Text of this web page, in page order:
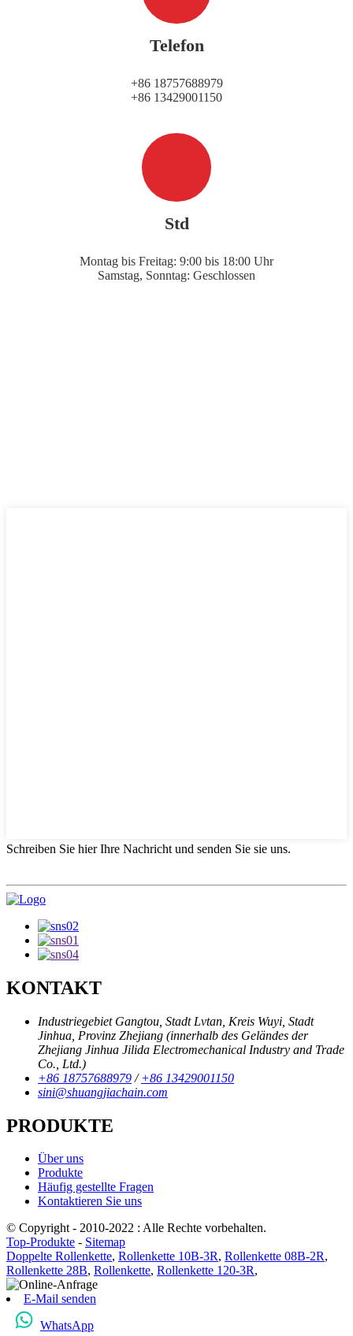
Telefon
+86 18757688979
+86 13429001150
Std
Montag bis Freitag: 9:00 bis 18:00 Uhr
Samstag, Sonntag: Geschlossen
Schreiben Sie hier Ihre Nachricht und senden Sie sie uns.
KONTAKT
Industriegebiet Gangtou, Stadt Lvtan, Kreis Wuyi, Stadt
Jinhua, Provinz Zhejiang (innerhalb des Geländes der
Zhejiang Jinhua Jilida Electromechanical Industry and Trade
Co., Ltd.)
+86 18757688979 /+86 13429001150
sini@shuangjiachain.com
PRODUKTE
Über uns
Produkte
Häufig gestellte Fragen
Kontaktieren Sie uns
© Copyright - 2010-2022 : Alle Rechte vorbehalten.
Top-Produkte - Sitemap
Doppelte Rollenkette, Rollenkette 10B-3R, Rollenkette 08B-2R,
Rollenkette 28B, Rollenkette, Rollenkette 120-3R,
E-Mail senden
WhatsApp